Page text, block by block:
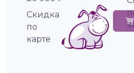
Cкидка
по
карте